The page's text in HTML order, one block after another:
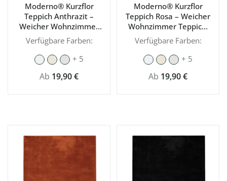
Moderno® Kurzflor
Teppich Anthrazit –
Weicher Wohnzimmer
Teppich, modern &
waschbar mit
rutschhemmender
Rückseite
Verfügbare Farben:
+ 5
Regulärer Preis:
Ab 19,90 €
Moderno® Kurzflor
Teppich Rosa – Weicher
Wohnzimmer Teppich,
modern & waschbar mit
rutschhemmender
Rückseite
Verfügbare Farben:
+ 5
Regulärer Preis:
Ab 19,90 €